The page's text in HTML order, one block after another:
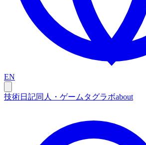
EN
技術日記同人・ゲーム タグラボabout